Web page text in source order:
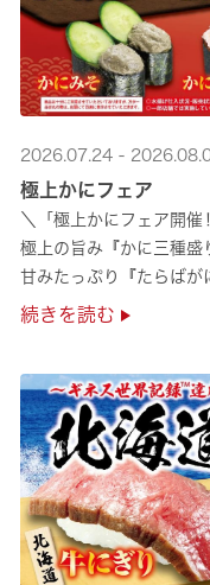
2026.07.24 -
極上かにフェア
＼「極上かにフェア開
極上の旨み『かに三種盛
甘みたっぷり『たらばが
絶品のかにを味わいつく
ぜひくら寿司へお越しく
続きを読む